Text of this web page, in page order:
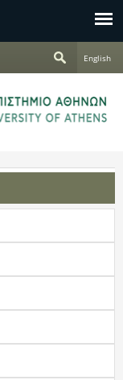
ζ
ή
τ
η
English